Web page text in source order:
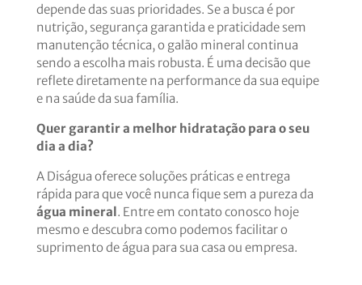
depende das suas prioridades. Se a busca é por
nutrição, segurança garantida e praticidade sem
manutenção técnica, o galão mineral continua
sendo a escolha mais robusta. É uma decisão que
reflete diretamente na performance da sua equipe
e na saúde da sua família.
Quer garantir a melhor hidratação para o seu
dia a dia?
A Diságua oferece soluções práticas e entrega
rápida para que você nunca fique sem a pureza da
água mineral. Entre em contato conosco hoje
mesmo e descubra como podemos facilitar o
suprimento de água para sua casa ou empresa.